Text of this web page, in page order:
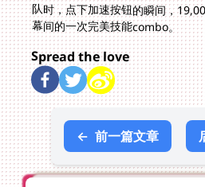
幕间的一次完美技能combo。
Spread the love
← 前一篇文章